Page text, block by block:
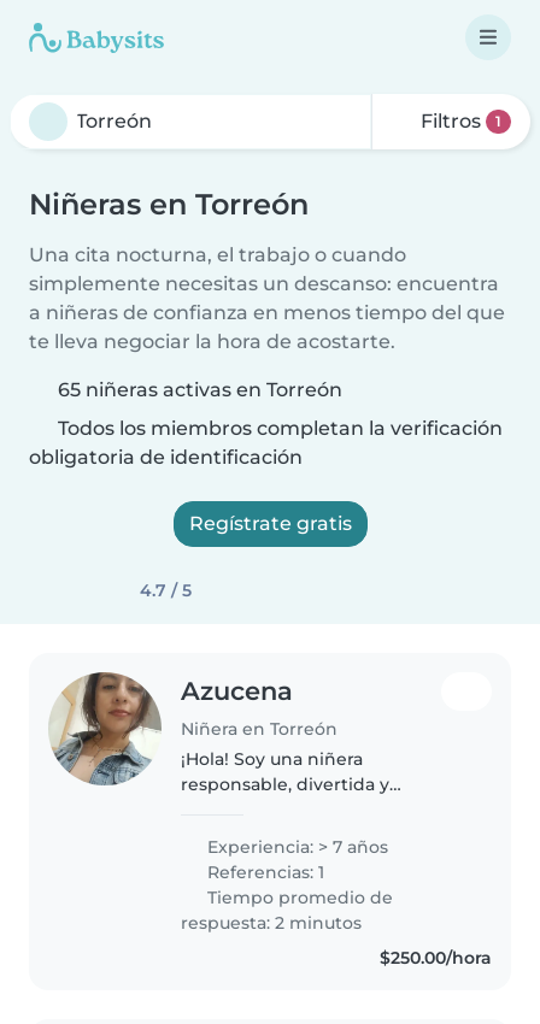
Filtros 1
Niñeras en Torreón
Una cita nocturna, el trabajo o cuando
simplemente necesitas un descanso: encuentra
a niñeras de confianza en menos tiempo del que
te lleva negociar la hora de acostarte.
65 niñeras activas en Torreón
Todos los miembros completan la verificación
obligatoria de identificación
Regístrate gratis
4.7 / 5
Azucena
Niñera en Torreón
¡Hola! Soy una niñera
responsable, divertida y
natación con experiencia
enseñando niños de todas las
edades. Soy bióloga, tengo
certificación en primeros..
Experiencia: > 7 años
Referencias: 1
Tiempo promedio de
respuesta: 2 minutos
$250.00/hora